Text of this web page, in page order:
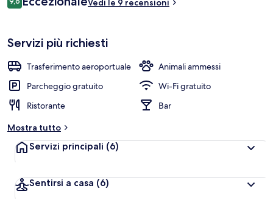
è 9,6 su 10 Vedi le 9 recensioni
Servizi più richiesti
Trasferimento aeroportuale
Animali ammessi
Parcheggio gratuito
Wi-Fi gratuito
Ristorante
Bar
Mostra tutto
Servizi principali (6)
Sentirsi a casa (6)